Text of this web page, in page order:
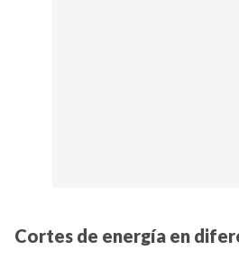
Cortes de energía en